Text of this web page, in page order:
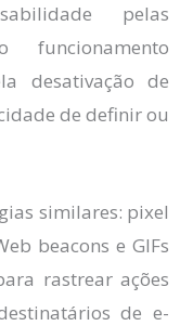
pelas
funcionamento
desativação de
de definir ou
similares: pixel
beacons e GIFs
rastrear ações
de e-